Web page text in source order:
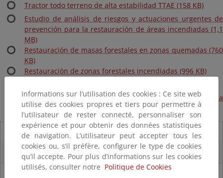
Tractor todo terreno de alta estabilidad TTAE (158 KB)
Estudio de análisis de riesgos y actuaciones urgentes de
prevención para la restauración de áreas incendiadas (1,1
MB)
Restauración de masas forestales en zonas quemadas (760
KB)
Restauración de zonas forestales incendiadas (996 KB)
El control de la salinidad y la lucha contra los efectos de la
desertificación en la cuenca mediterránea (165 KB)
07/08/2025
El censo de aves del Parque Nacional de las Tablas bate récords históricos
27/06/2025
Informations sur l’utilisation des cookies : Ce site web
utilise des cookies propres et tiers pour permettre à
l’utilisateur de rester connecté, personnaliser son
expérience et pour obtenir des données statistiques
de navigation. L’utilisateur peut accepter tous les
cookies ou, s’il préfère, configurer le type de cookies
qu’il accepte. Pour plus d’informations sur les cookies
utilisés, consulter notre Politique de Cookies